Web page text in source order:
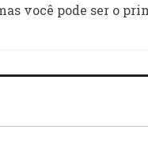
você pode ser o